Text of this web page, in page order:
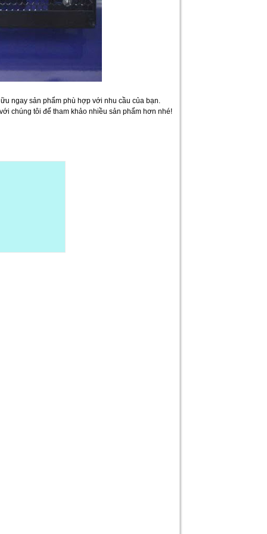
ngay sản phẩm phù hợp với nhu cầu của bạn.
chúng tôi để tham khảo nhiều sản phẩm hơn nhé!